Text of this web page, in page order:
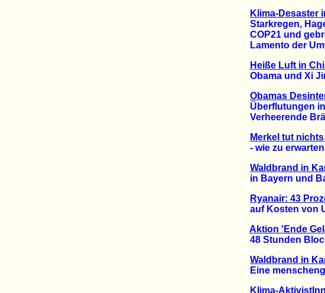
Klima-Desaster
Starkregen,
COP21 und
Lamento der
Heiße Luft in
Obama und Xi
Obamas
Überflutungen in
Verheerende
Merkel tut
- wie zu erwarten
Waldbrand in
in Bayern und
Ryanair: 43
auf Kosten von
Aktion 'Ende
48 Stunden
Waldbrand in
Eine
Klima-